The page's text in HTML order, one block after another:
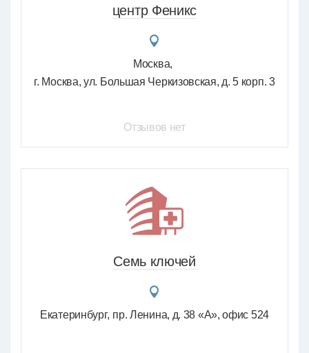
центр Феникс
Москва
г. Москва, ул. Большая Черкизовская, д. 5 корп. 3
Отзывов нет
Семь ключей
Екатеринбург пр. Ленина, д. 38 «А», офис 524